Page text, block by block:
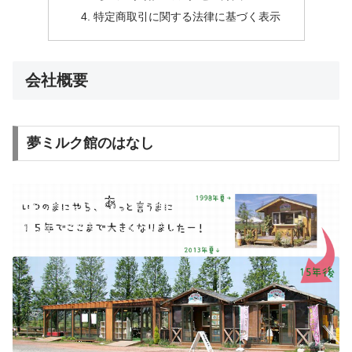
特定商取引に関する法律に基づく表示
会社概要
夢ミルク館のはなし